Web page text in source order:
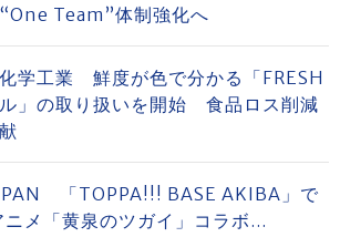
Team”体制強化へ
学工業 鮮度が色で分かる「FRESH
」の取り扱いを開始 食品ロス削減
「TOPPA!!! BASE AKIBA」で
ニメ「黄泉のツガイ」コラボ...